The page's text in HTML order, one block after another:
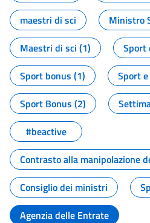
maestri di sci
Ministro
Maestri di sci (1)
Sport
Sport bonus (1)
Sport
Sport Bonus (2)
#beactive
Contrasto alla manipolazione
Consiglio dei ministri
Agenzia delle Entrate